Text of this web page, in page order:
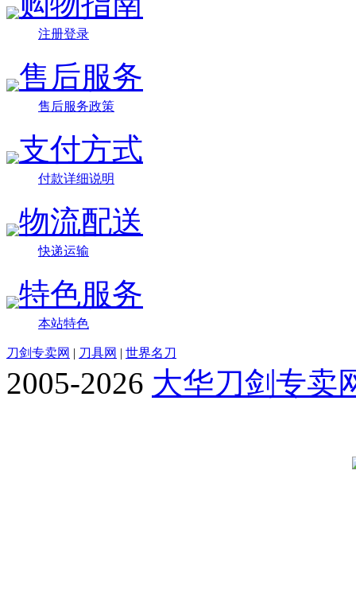
注册登录
售后服务
售后服务政策
支付方式
付款详细说明
物流配送
快递运输
特色服务
本站特色
刀剑专卖网 | 刀具网 | 世界名刀
2005-2026 大华刀剑专卖